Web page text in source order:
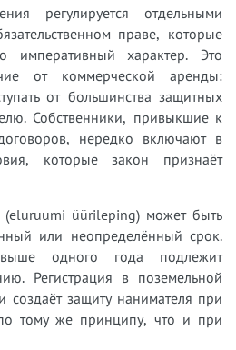
регулируется отдельными
праве, которые
императивный характер. Это
от коммерческой аренды:
от большинства защитных
Собственники, привыкшие к
нередко включают в
которые закон признаёт
üürileping) может быть
или неопределённый срок.
одного года подлежит
Регистрация в поземельной
создаёт защиту нанимателя при
тому же принципу, что и при